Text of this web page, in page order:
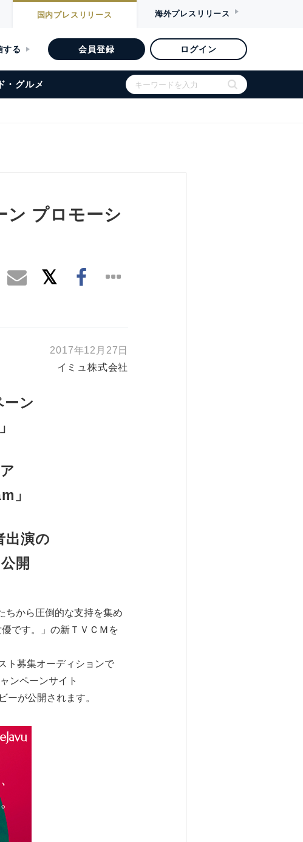
国内プレスリリース 海外プレスリリース
する 会員登録 ログイン
・グルメ
ン プロモーシ
2017年12月27日
イミュ株式会社
ン
」
出演の
開
ちから圧倒的な支持を集め
です。」の新ＴＶＣＭを
ト募集オーディションで
ンペーンサイト
ーが公開されます。